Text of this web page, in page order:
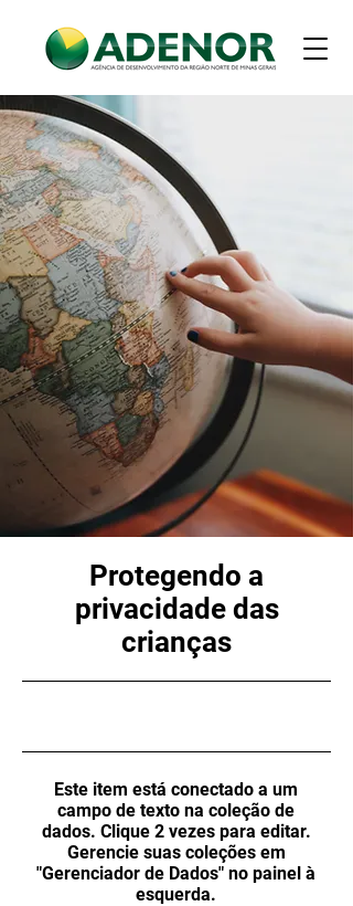
Protegendo a
privacidade das
crianças
Este item está conectado a um
campo de texto na coleção de
dados. Clique 2 vezes para editar.
Gerencie suas coleções em
"Gerenciador de Dados" no painel à
esquerda.